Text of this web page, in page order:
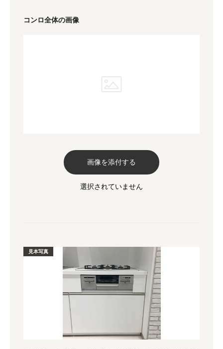
コンロ全体の画像
画像を添付する
見本写真